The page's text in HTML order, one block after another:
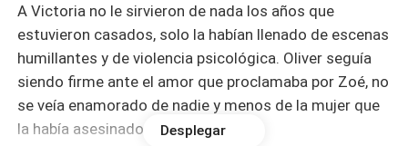
A Victoria no le sirvieron de nada los años que
estuvieron casados, solo la habían llenado de escenas
humillantes y de violencia psicológica. Oliver seguía
siendo firme ante el amor que proclamaba por Zoé, no
se veía enamorado de nadie y menos de la mujer que
la había asesinado.
Desplegar